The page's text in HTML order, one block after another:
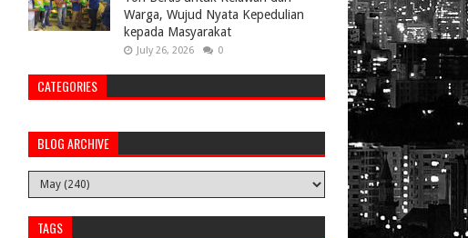
Warga, Wujud Nyata Kepedulian
kepada Masyarakat
July 26, 2026 0
CATEGORIES
BLOG ARCHIVE
TAGS